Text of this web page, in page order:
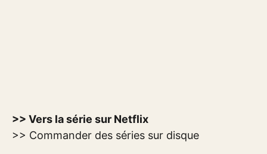
>> Vers la série sur Netflix
>> Commander des séries sur disque